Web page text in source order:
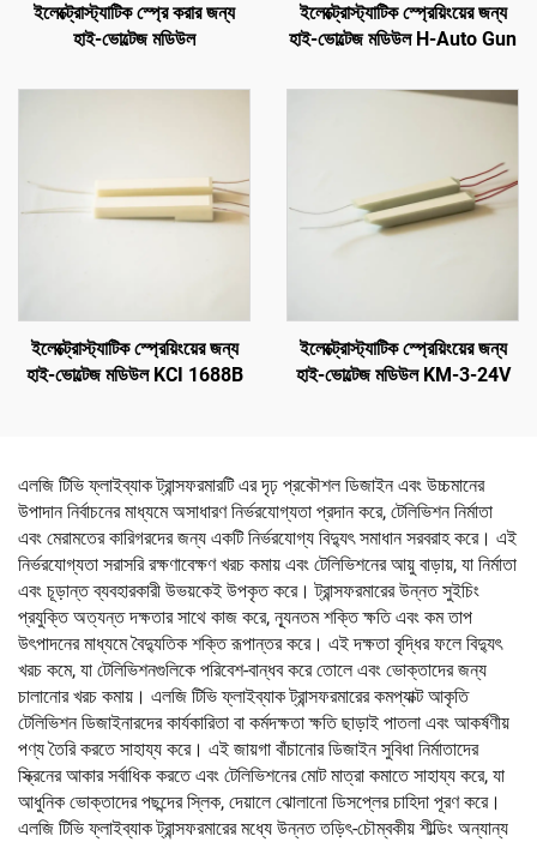
ইলেক্ট্রোস্ট্যাটিক স্প্রে করার জন্য
হাই-ভোল্টেজ মডিউল
ইলেক্ট্রোস্ট্যাটিক স্প্রেয়িংয়ের জন্য
হাই-ভোল্টেজ মডিউল H-Auto Gun
ইলেক্ট্রোস্ট্যাটিক স্প্রেয়িংয়ের জন্য
হাই-ভোল্টেজ মডিউল KCI 1688B
ইলেক্ট্রোস্ট্যাটিক স্প্রেয়িংয়ের জন্য
হাই-ভোল্টেজ মডিউল KM-3-24V
এলজি টিভি ফ্লাইব্যাক ট্রান্সফরমারটি এর দৃঢ় প্রকৌশল ডিজাইন এবং উচ্চমানের
উপাদান নির্বাচনের মাধ্যমে অসাধারণ নির্ভরযোগ্যতা প্রদান করে, টেলিভিশন নির্মাতা
এবং মেরামতের কারিগরদের জন্য একটি নির্ভরযোগ্য বিদ্যুৎ সমাধান সরবরাহ করে। এই
নির্ভরযোগ্যতা সরাসরি রক্ষণাবেক্ষণ খরচ কমায় এবং টেলিভিশনের আয়ু বাড়ায়, যা নির্মাতা
এবং চূড়ান্ত ব্যবহারকারী উভয়কেই উপকৃত করে। ট্রান্সফরমারের উন্নত সুইচিং
প্রযুক্তি অত্যন্ত দক্ষতার সাথে কাজ করে, ন্যূনতম শক্তি ক্ষতি এবং কম তাপ
উৎপাদনের মাধ্যমে বৈদ্যুতিক শক্তি রূপান্তর করে। এই দক্ষতা বৃদ্ধির ফলে বিদ্যুৎ
খরচ কমে, যা টেলিভিশনগুলিকে পরিবেশ-বান্ধব করে তোলে এবং ভোক্তাদের জন্য
চালানোর খরচ কমায়। এলজি টিভি ফ্লাইব্যাক ট্রান্সফরমারের কমপ্যাক্ট আকৃতি
টেলিভিশন ডিজাইনারদের কার্যকারিতা বা কর্মদক্ষতা ক্ষতি ছাড়াই পাতলা এবং আকর্ষণীয়
পণ্য তৈরি করতে সাহায্য করে। এই জায়গা বাঁচানোর ডিজাইন সুবিধা নির্মাতাদের
স্ক্রিনের আকার সর্বাধিক করতে এবং টেলিভিশনের মোট মাত্রা কমাতে সাহায্য করে, যা
আধুনিক ভোক্তাদের পছন্দের স্লিক, দেয়ালে ঝোলানো ডিসপ্লের চাহিদা পূরণ করে।
এলজি টিভি ফ্লাইব্যাক ট্রান্সফরমারের মধ্যে উন্নত তড়িৎ-চৌম্বকীয় শীল্ডিং অন্যান্য